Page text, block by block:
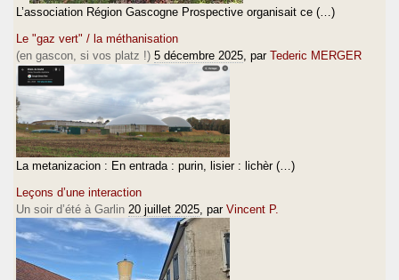
L’association Région Gascogne Prospective organisait ce (…)
Le "gaz vert" / la méthanisation
(en gascon, si vos platz !) 5 décembre 2025 , par Tederic MERGER
La metanizacion : En entrada : purin, lisier : lichèr (…)
Leçons d’une interaction
Un soir d’été à Garlin 20 juillet 2025 , par Vincent P.